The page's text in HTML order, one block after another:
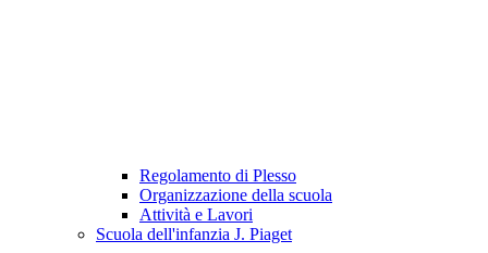
Regolamento di Plesso
Organizzazione della scuola
Attività e Lavori
Scuola dell'infanzia J. Piaget